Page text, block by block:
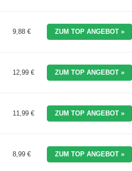
9,88 € ZUM TOP ANGEBOT »
12,99 € ZUM TOP ANGEBOT »
11,99 € ZUM TOP ANGEBOT »
8,99 € ZUM TOP ANGEBOT »